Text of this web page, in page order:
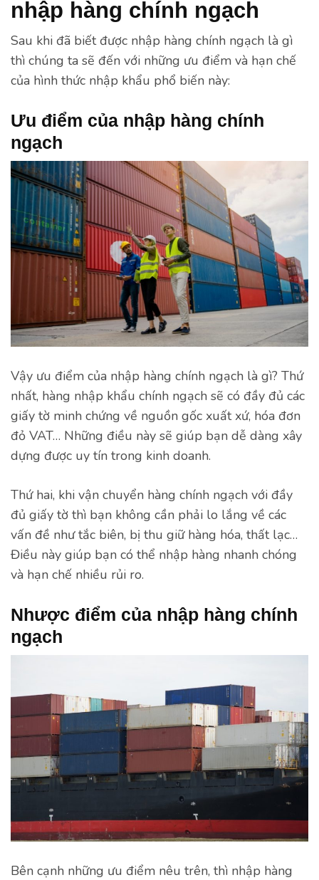
nhập hàng chính ngạch
Sau khi đã biết được nhập hàng chính ngạch là gì
thì chúng ta sẽ đến với những ưu điểm và hạn chế
của hình thức nhập khẩu phổ biến này:
Ưu điểm của nhập hàng chính
ngạch
Vậy ưu điểm của nhập hàng chính ngạch là gì? Thứ
nhất, hàng nhập khẩu chính ngạch sẽ có đầy đủ các
giấy tờ minh chứng về nguồn gốc xuất xứ, hóa đơn
đỏ VAT… Những điều này sẽ giúp bạn dễ dàng xây
dựng được uy tín trong kinh doanh.
Thứ hai, khi vận chuyển hàng chính ngạch với đầy
đủ giấy tờ thì bạn không cần phải lo lắng về các
vấn đề như tắc biên, bị thu giữ hàng hóa, thất lạc…
Điều này giúp bạn có thể nhập hàng nhanh chóng
và hạn chế nhiều rủi ro.
Nhược điểm của nhập hàng chính
ngạch
Bên cạnh những ưu điểm nêu trên, thì nhập hàng